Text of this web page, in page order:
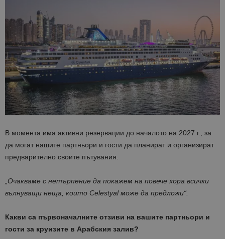
В момента има активни резервации до началото на 2027 г., за
да могат нашите партньори и гости да планират и организират
предварително своите пътувания.
„Очакваме с нетърпение да покажем на повече хора всички
вълнуващи неща, които Celestyal може да предложи“.
Какви са първоначалните отзиви на вашите партньори и
гости за круизите в Арабския залив?